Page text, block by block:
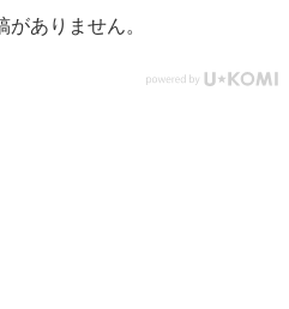
がありません。